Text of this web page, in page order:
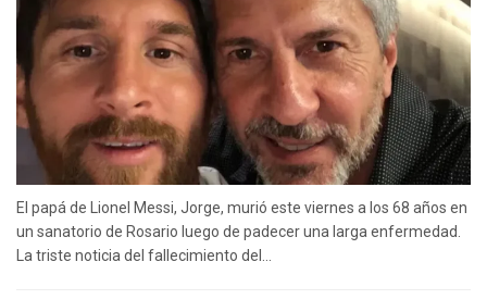
El papá de Lionel Messi, Jorge, murió este viernes a los 68 años en
un sanatorio de Rosario luego de padecer una larga enfermedad.
La triste noticia del fallecimiento del...